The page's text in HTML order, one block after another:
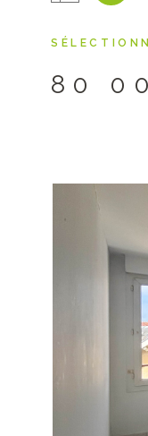
Géorisques :
inclus dont
80